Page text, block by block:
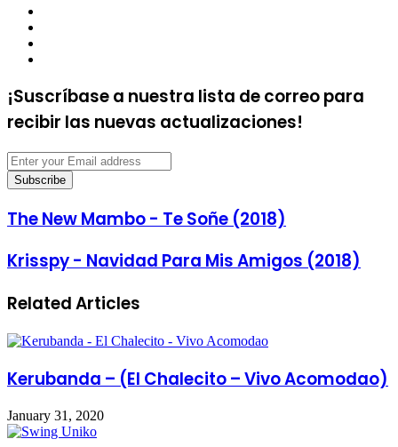
¡Suscríbase a nuestra lista de correo para
recibir las nuevas actualizaciones!
Enter
your
Email
The New Mambo - Te Soñe (2018)
Krisspy - Navidad Para Mis Amigos (2018)
Related Articles
Kerubanda – (El Chalecito – Vivo Acomodao)
January 31, 2020